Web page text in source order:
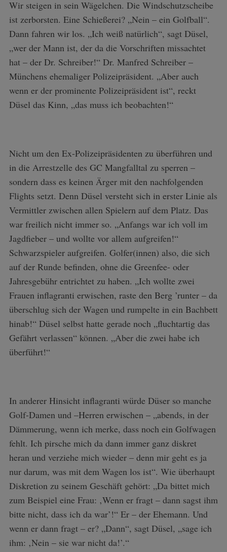
Wir steigen in sein Wägelchen. Die Windschutzscheibe
ist zerborsten. Eine Schießerei? „Nein – ein Golfball“.
Dann fahren wir los. „Ich weiß natürlich“, sagt Düsel,
„wer der Mann ist, der da die Vorschriften missachtet
hat – der Dr. Schreiber!“ Dr. Manfred Schreiber –
Münchens ehemaliger Polizeipräsident. „Aber auch
wenn er der prominente Polizeipräsident ist“, reckt
Düsel das Kinn, „das muss ich beobachten!“
Nicht um den Ex-Polizeipräsidenten zu überführen und
in die Arrestzelle des GC Mangfalltal zu sperren –
sondern dass es keinen Ärger mit den nachfolgenden
Flights setzt. Denn Düsel versteht sich in erster Linie als
Vermittler zwischen allen Spielern auf dem Platz. Das
war freilich nicht immer so. „Anfangs war ich voll im
Jagdfieber – und wollte vor allem aufgreifen!“
Schwarzspieler aufgreifen. Golfer(innen) also, die sich
auf der Runde befinden, ohne die Greenfee- oder
Jahresgebühr entrichtet zu haben. „Ich wollte zwei
Frauen inflagranti erwischen, raste den Berg ’runter – da
überschlug sich der Wagen und rumpelte in ein Bachbett
hinab!“ Düsel selbst hatte gerade noch „fluchtartig das
Gefährt verlassen“ können. „Aber die zwei habe ich
überführt!“
In anderer Hinsicht inflagranti würde Düser so manche
Golf-Damen und –Herren erwischen – „abends, in der
Dämmerung, wenn ich merke, dass noch ein Golfwagen
fehlt. Ich pirsche mich da dann immer ganz diskret
heran und verziehe mich wieder – denn mir geht es ja
nur darum, was mit dem Wagen los ist“. Wie überhaupt
Diskretion zu seinem Geschäft gehört: „Da bittet mich
zum Beispiel eine Frau: ‚Wenn er fragt – dann sagst ihm
bitte nicht, dass ich da war’!“ Er – der Ehemann. Und
wenn er dann fragt – er? „Dann“, sagt Düsel, „sage ich
ihm: ‚Nein – sie war nicht da!’.“